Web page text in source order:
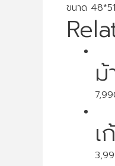
ขนาด
เ